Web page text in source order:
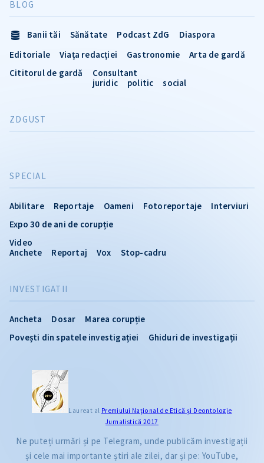
INVESTIGATII
Ancheta Dosar
Marea corupție
Povești din spatele investigației
Ghiduri de investigații
SPECIAL
Abilitare Reportaje Oameni Fotoreportaje
Interviuri
Expo 30 de ani de corupție
Video
Anchete
Reportaj Vox Stop-cadru
BLOG
Banii tăi Sănătate Podcast ZdG
Diaspora
Editoriale
Viața redacției Gastronomie
Arta de gardă
Cititorul de gardă
Consultant
juridic
politic social
ZDGUST
Laureat al Premiului Naţional de Etică și Deontologie
Jurnalistică 2017
Ne puteți urmări și pe Telegram, unde publicăm investigații
și cele mai importante știri ale zilei, dar și pe: YouTube,